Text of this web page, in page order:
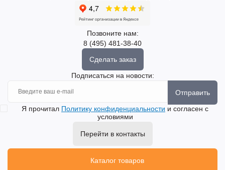
Позвоните нам:
8 (495) 481-38-40
Сделать заказ
Подписаться на новости:
Отправить
Я прочитал Политику конфиденциальности и согласен с
условиями
Перейти в контакты
Каталог товаров